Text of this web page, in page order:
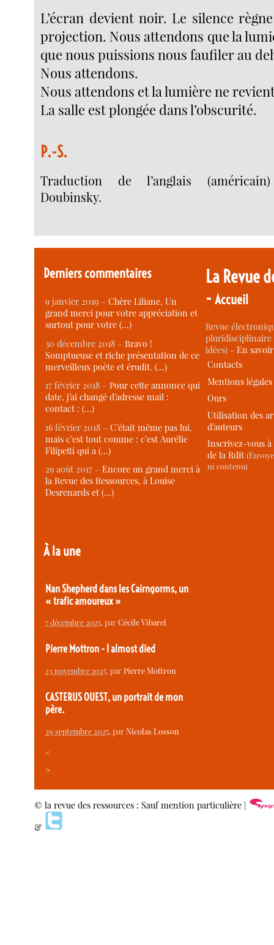
L’écran devient noir. Le silence
projection. Nous attendons que la
que nous puissions nous faufiler au
Nous attendons.
Nous attendons et la lumière ne
La salle est plongée dans l’obscurité.
P.-S.
Traduction de l’anglais
Doubinsky.
Derniers commentaires
9 janvier 2019 –Chère Liliane, Un
grand merci pour votre appréciation et
surtout pour votre (…)
30 décembre 2018 –Bravo !
Somptueuse et riche présentation de ce
merveilleux poète et érudit. (…)
17 février 2018 –Pour cette annonce qui
date, j’ai changé d’adresse mail :
contact : (…)
16 février 2018 –C’était même pas lui,
mais c’est tout comme : c’est Aurélie
Filipetti qui a (…)
29 août 2017 –Encore un grand merci à
la Revue des Ressources, à Louise
Desrenards et (…)
À la une
Nan Shepherd dans les Cairngorms, un
« trafic amoureux »
7 décembre 2025, parCécile Vibarel
Pierre Mottron - I almost died
23 novembre 2025, parPierre Mottron
CASTERUS OUEST, un portrait de mon
père.
29 septembre 2025, parNicolas Losson
<
>
La Revue
-Accueil
Revue
idées) -En
Contacts
Mentions légales
Ours
Utilisation des
d’auteurs
Inscrivez-vous
de la RdR
ni contenu)
© la revue des ressources : Sauf mention particulière |
&